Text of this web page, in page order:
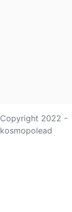
Copyright 2022 -
kosmopolead